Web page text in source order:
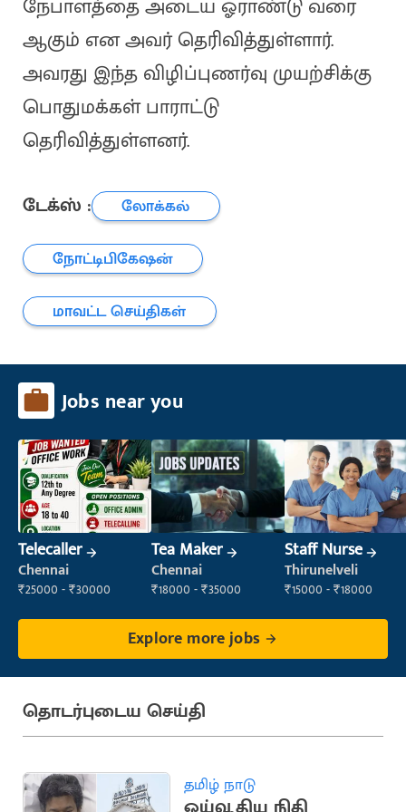
நேபாளத்தை அடைய ஓராண்டு வரை
ஆகும் என அவர் தெரிவித்துள்ளார்.
அவரது இந்த விழிப்புணர்வு முயற்சிக்கு
பொதுமக்கள் பாராட்டு
தெரிவித்துள்ளனர்.
டேக்ஸ் :
லோக்கல்
நோட்டிபிகேஷன்
மாவட்ட செய்திகள்
Jobs near you
Telecaller
Chennai
₹25000 - ₹30000
Tea Maker
Chennai
₹18000 - ₹35000
Staff Nurse
Thirunelveli
₹15000 - ₹18000
Explore more jobs
தொடர்புடைய செய்தி
தமிழ் நாடு